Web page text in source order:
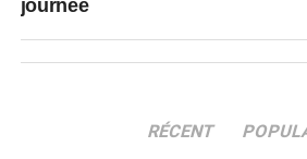
journée
RÉCENT